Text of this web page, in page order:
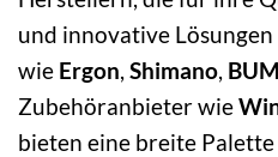
und innovative
wie Ergon, Shimano,
Zubehöranbieter wie
bieten eine breite Palette